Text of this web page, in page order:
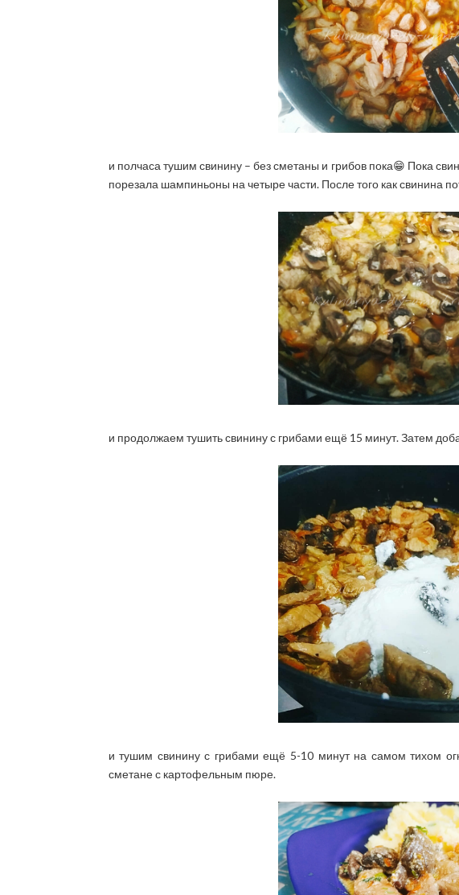
и полчаса тушим свинину – без сметаны и грибов пока😁 Пока
порезала шампиньоны на четыре части. После того как свинина
и продолжаем тушить свинину с грибами ещё 15 минут. Затем
и тушим свинину с грибами ещё 5-10 минут на самом тихом
сметане с картофельным пюре.